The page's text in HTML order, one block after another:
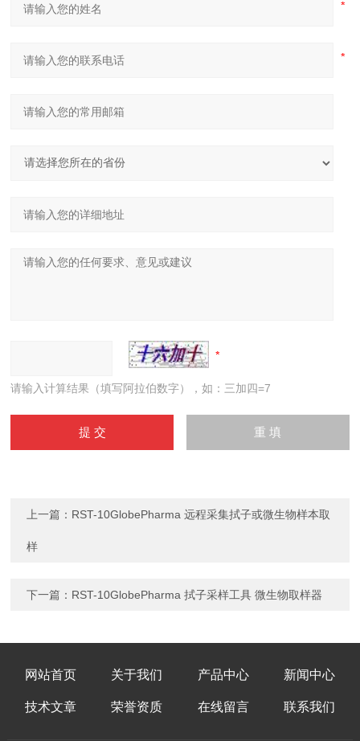
请输入计算结果（填写阿拉伯数字），如：三加四=7
上一篇： RST-10GlobePharma 远程采集拭子或微生物样本取
样
下一篇： RST-10GlobePharma 拭子采样工具 微生物取样器
网站首页 关于我们 产品中心 新闻中心
技术文章 荣誉资质 在线留言 联系我们